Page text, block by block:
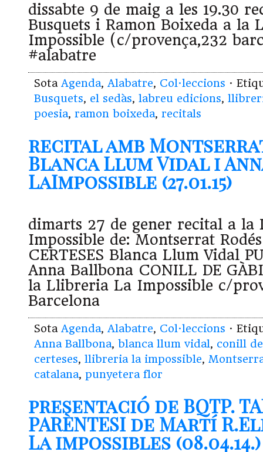
dissabte 9 de maig a les 19.30
Busquets i Ramon Boixeda a la
Impossible (c/provença,232
#alabatre
Sota Agenda, Alabatre, Col·leccions ·
Busquets, el sedàs, labreu edicions,
poesia, ramon boixeda, recitals
recital amb
Blanca Llum Vidal i
LaImpossible (27.01.15)
dimarts 27 de gener recital a la
Impossible de: Montserrat Rodés
CERTESES Blanca Llum Vidal
Anna Ballbona CONILL DE
la Llibreria La Impossible c/
Barcelona
Sota Agenda, Alabatre, Col·leccions ·
Anna Ballbona, blanca llum vidal, conill
certeses, llibreria la impossible,
catalana, punyetera flor
presentació de BQTP.
PARÈNTESI de Martí
La impossibles (08.04.14.)